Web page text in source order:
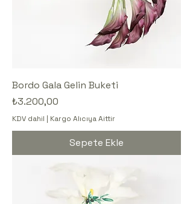
Bordo Gala Gelin Buketi
Fiyat
₺3.200,00
KDV dahil | Kargo Alıcıya Aittir
Sepete Ekle